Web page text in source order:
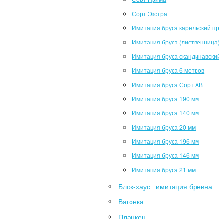
Сорт Экстра
Имитация бруса карельский
Имитация бруса (лиственница)
Имитация бруса
Имитация бруса 6 метров
Имитация бруса Сорт АВ
Имитация бруса 190 мм
Имитация бруса 140 мм
Имитация бруса 20 мм
Имитация бруса 196 мм
Имитация бруса 146 мм
Имитация бруса 21 мм
Блок-хаус | имитация бревна
Вагонка
Планкен